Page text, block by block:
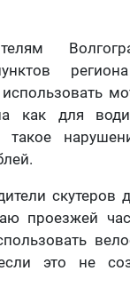
как для
скутеров
проезжей
это не